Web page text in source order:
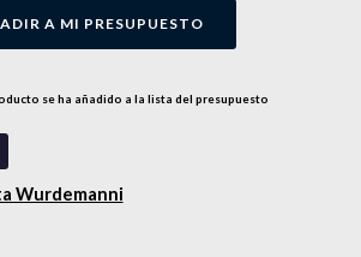
A MI PRESUPUESTO
se ha añadido a la lista del presupuesto
Wurdemanni